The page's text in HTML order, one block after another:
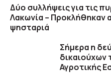
Δύο συλλήψεις για τις
Λακωνία – Προκλήθηκαν
ψησταριά
Σήμερα η
δικαιούχων
Αγροτικής